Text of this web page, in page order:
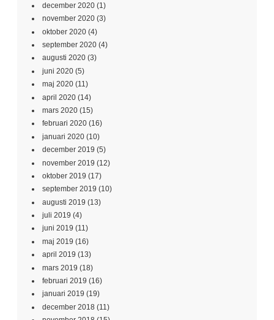
december 2020 (1)
november 2020 (3)
oktober 2020 (4)
september 2020 (4)
augusti 2020 (3)
juni 2020 (5)
maj 2020 (11)
april 2020 (14)
mars 2020 (15)
februari 2020 (16)
januari 2020 (10)
december 2019 (5)
november 2019 (12)
oktober 2019 (17)
september 2019 (10)
augusti 2019 (13)
juli 2019 (4)
juni 2019 (11)
maj 2019 (16)
april 2019 (13)
mars 2019 (18)
februari 2019 (16)
januari 2019 (19)
december 2018 (11)